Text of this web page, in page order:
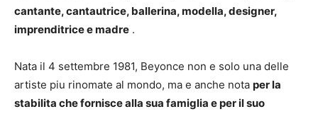
cantante, cantautrice, ballerina, modella, designer,
imprenditrice e madre .
Nata il 4 settembre 1981, Beyonce non e solo una delle
artiste piu rinomate al mondo, ma e anche nota per la
stabilita che fornisce alla sua famiglia e per il suo